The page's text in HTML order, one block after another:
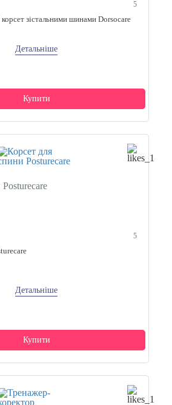
5
зістальними шинами Dorsocare
Детальніше
Купити
5
Детальніше
Купити